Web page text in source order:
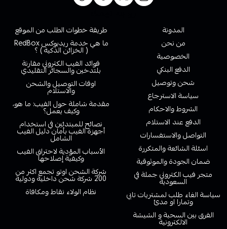
المدونة
من نحن
الخصوصية
الدفع البنكي
شحن وتوصيل
سياسة الاسترجاع
الشروط والاحكام
الدفع عند الاستلام
التواصل والاستفسارات
اسئلة الشائعة والمتكررة
ضمان الجودة والموثوقية
متجر فيب الكتروني جملة في
السعودية
سياسة الغاء طلب لمشتريات تابي
وتمارا او مدئ
الفرق بين السحبة و الشيشة
الالكترونية
طريقة خطوات الطلب من الموقع
ما هي خدمة ريدبوكس RedBox
( الخزائن الذكية ) ؟
فوائد الفيب الكتروني مقارنة
بلتدخين والسجائر التقليدي
اوقات التوصيل والشحن
والاستلام
مقدمة شاملة حول الفيب: ما هو،
وكيف يعمل؟
نصائح للمبتدئين في استخدام
أجهزة الفيب بأمان دليل الفيب
الشامل
الأسباب المؤدية لاحتراق الفيب
وكيفية إصلاحها
شركة الشحن اوتو تجمع اكثر من
200 شركة شحن داخلية ودولية
نظام الولاء نقاط ومكافاة